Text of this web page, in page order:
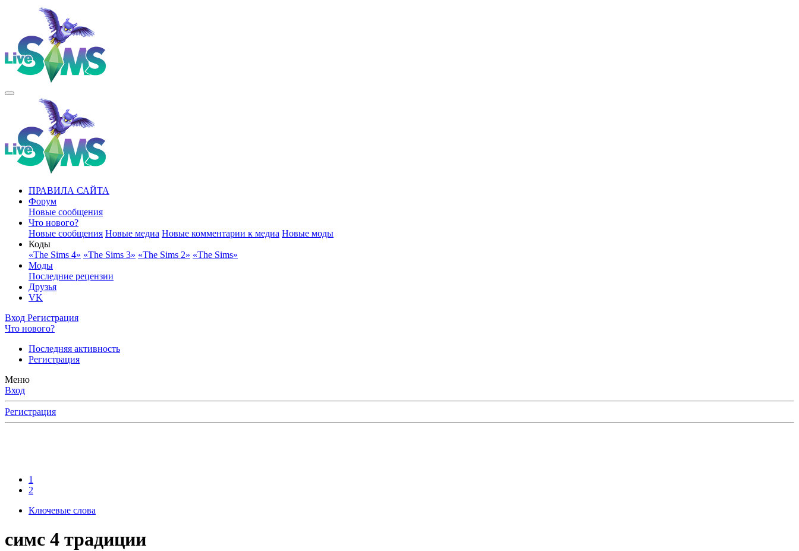
ПРАВИЛА САЙТА
Форум
Новые сообщения
Что нового?
Новые сообщения Новые медиа Новые комментарии к медиа Новые моды
Коды
«The Sims 4» «The Sims 3» «The Sims 2» «The Sims»
Моды
Последние рецензии
Друзья
VK
Вход Регистрация
Что нового?
Последняя активность
Регистрация
Меню
Вход
Регистрация
1
2
Ключевые слова
симс 4 традиции